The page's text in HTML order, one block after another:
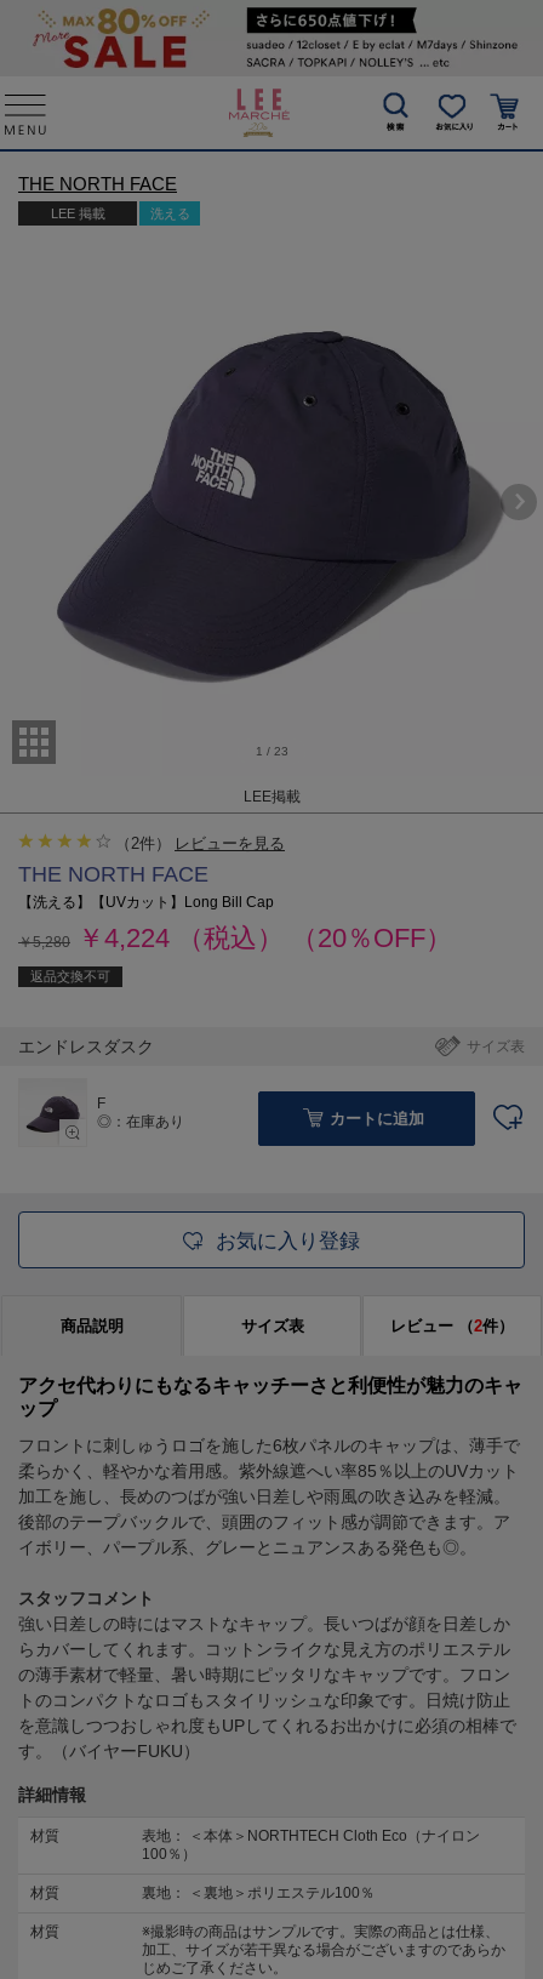
THE NORTH FACE
LEE 掲載 洗える
1 / 23
LEE掲載
（2件） レビューを見る
THE NORTH FACE
【洗える】【UVカット】Long Bill Cap
￥5,280 ￥4,224 （税込） （20％OFF）
返品交換不可
サイズ表
エンドレスダスク
F
◎：在庫あり
カートに追加
お気に入り登録
商品説明 サイズ表 レビュー （2件）
アクセ代わりにもなるキャッチーさと利便性が魅力のキャ
ップ
フロントに刺しゅうロゴを施した6枚パネルのキャップは、薄手で
柔らかく、軽やかな着用感。紫外線遮へい率85％以上のUVカット
加工を施し、長めのつばが強い日差しや雨風の吹き込みを軽減。
後部のテープバックルで、頭囲のフィット感が調節できます。ア
イボリー、パープル系、グレーとニュアンスある発色も◎。
スタッフコメント
強い日差しの時にはマストなキャップ。長いつばが顔を日差しか
らカバーしてくれます。コットンライクな見え方のポリエステル
の薄手素材で軽量、暑い時期にピッタリなキャップです。フロン
トのコンパクトなロゴもスタイリッシュな印象です。日焼け防止
を意識しつつおしゃれ度もUPしてくれるお出かけに必須の相棒で
す。（バイヤーFUKU）
詳細情報
材質
表地： ＜本体＞NORTHTECH Cloth Eco（ナイロン
100％）
材質 裏地： ＜裏地＞ポリエステル100％
材質
※撮影時の商品はサンプルです。実際の商品とは仕様、
加工、サイズが若干異なる場合がございますのであらか
じめご了承ください。